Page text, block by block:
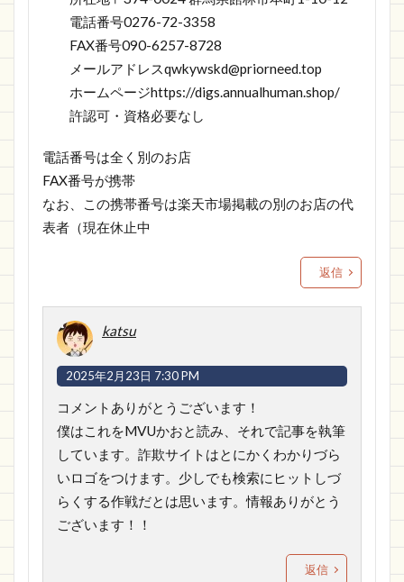
電話番号0276-72-3358
FAX番号090-6257-8728
メールアドレスqwkywskd@priorneed.top
ホームページhttps://digs.annualhuman.shop/
許認可・資格必要なし
電話番号は全く別のお店
FAX番号が携帯
なお、この携帯番号は楽天市場掲載の別のお店の代
表者（現在休止中
返信
katsu
2025年2月23日 7:30 PM
コメントありがとうございます！
僕はこれをMVUかおと読み、それで記事を執筆
しています。詐欺サイトはとにかくわかりづら
いロゴをつけます。少しでも検索にヒットしづ
らくする作戦だとは思います。情報ありがとう
ございます！！
返信